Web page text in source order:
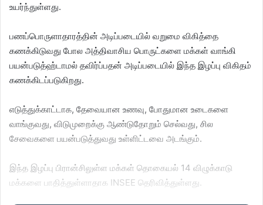
உயர்ந்துள்ளது.
பணப்பொருளாதாரத்தின் அடிப்படையில் வறுமை விகித்தை
கணக்கிடுவது போல அத்திவாசிய பொருட்களை மக்கள் வாங்கி
பயன்படுத்ஹ்டாமல் தவிர்ப்பதன் அடிப்படையில் இந்த இழப்பு விகிதம்
கணக்கிடப்படுகிறது.
எடுத்துக்காட்டாக, தேவையான உணவு, போதுமான உடைகளை
வாங்குவது, விடுமுறைக்கு ஆண்டுதோறும் செல்வது, சில
சேவைகளை பயன்படுத்துவது உள்ளிட்டவை அடங்கும்.
இந்த இழப்பு பிரான்சிலுள்ள மக்கள் தொகையல் 14 விழுக்காடு
மக்களை பாதித்துள்ளாதாக INSEE தெரிவித்துள்ளது.